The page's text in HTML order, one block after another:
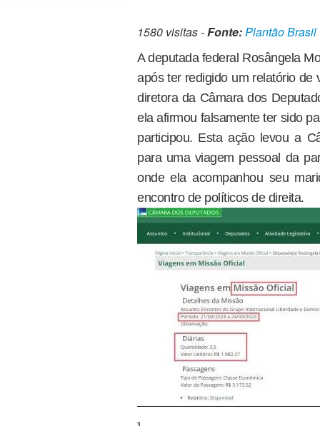
1580 visitas -Fonte: Plantão Brasil
A deputada federal Rosângela
após ter redigido um relatório de
diretora da Câmara dos
ela afirmou falsamente ter sido
participou. Esta ação levou a
para uma viagem pessoal da
onde ela acompanhou seu
encontro de políticos de direita.